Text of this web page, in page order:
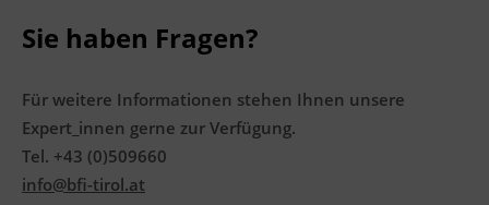
Sie haben Fragen?
Für weitere Informationen stehen Ihnen unsere
Expert_innen gerne zur Verfügung.
Tel. +43 (0)509660
info@bfi-tirol.at